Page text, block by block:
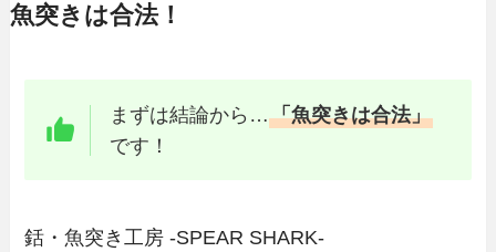
魚突きは合法！
まずは結論から…「魚突きは合法」
です！
銛・魚突き工房 -SPEAR SHARK-